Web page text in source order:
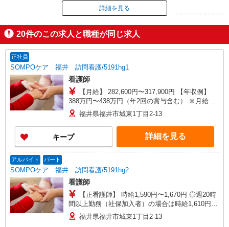
ID：AE0626580336
掲載期間終了
詳細を見る
20件のこの求人と職種が同じ求人
正社員
SOMPOケア 福井 訪問看護/5191hg1
看護師
【月給】 282,600円〜317,900円 【年収例】
388万円〜438万円（年2回の賞与含む） ※月給は
職務手当、働きがい向上手当、日祝手当（月平均2
回分）等、 毎月平均的に支払われる手当を含みま
す。 ◎月給は経験により異なります。 ◎残業時は
別途時間外手当支給（超過1分〜） ◎賞与 基本
給2.08ヶ月分/年支給
福井県福井市城東1丁目2-13
キープ 詳細を見る
アルバイト パート
SOMPOケア 福井 訪問看護/5191hg2
看護師
【正看護師】 時給1,590円〜1,670円 ◎週20時
間以上勤務（社保加入者）の場合は時給1,610円〜
1,690円 ※各種手当込 ※時給は経験により異なる
福井県福井市城東1丁目2-13